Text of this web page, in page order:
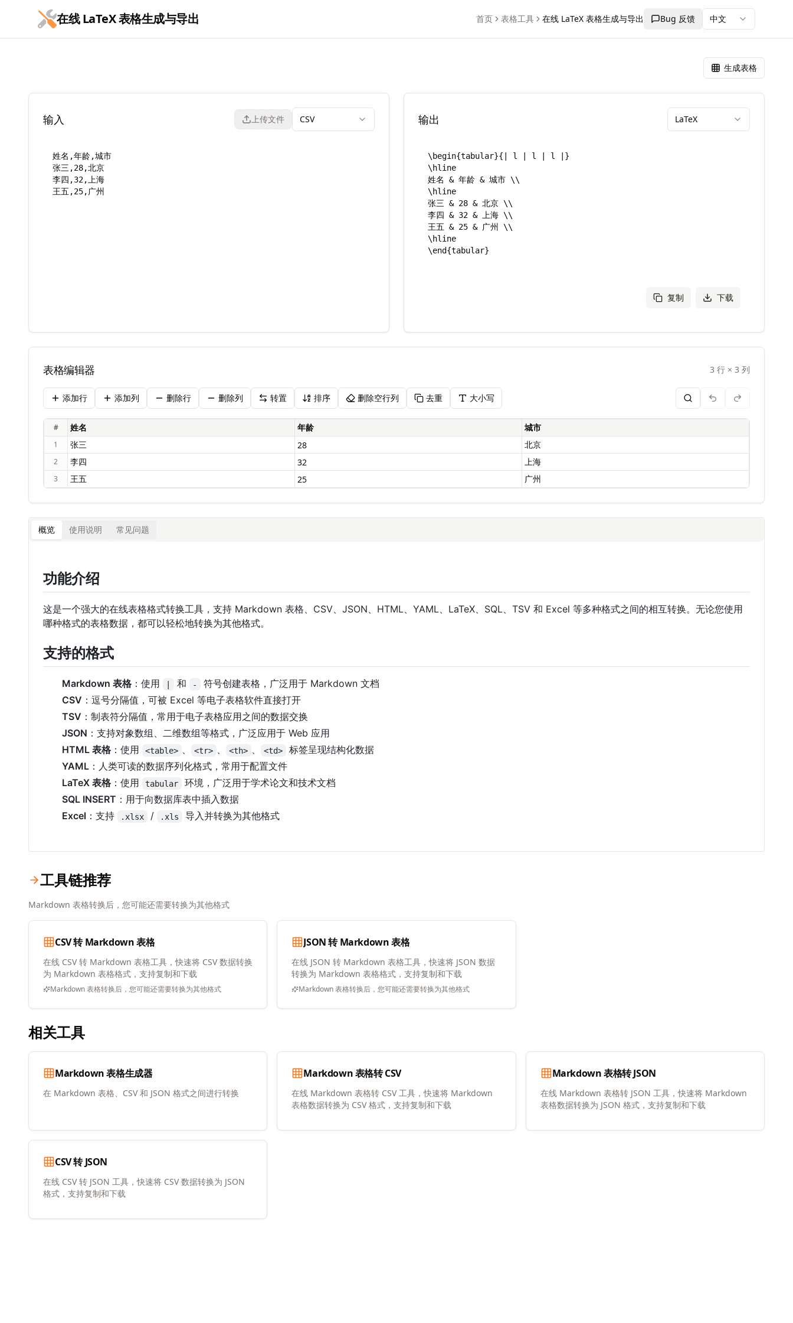
跳到主要内容
在线 LaTeX 表格生成与导出 首页 表格工具 在线 LaTeX 表格生成与导出 Bug 反馈 中文
生成表格
输入 上传文件 CSV 输出 LaTeX
复制 下载
表格编辑器 3 行 × 3 列
添加行 添加列 删除行 删除列 转置 排序 删除空行列 去重 大小写
#
1
2
3
概览 使用说明 常见问题
功能介绍
这是一个强大的在线表格格式转换工具，支持 Markdown 表格、CSV、JSON、HTML、YAML、LaTeX、SQL、TSV 和 Excel 等多种格式之间的相互转换。无论您使用
哪种格式的表格数据，都可以轻松地转换为其他格式。
支持的格式
Markdown 表格 ：使用 | 和 -
符号创建表格，广泛用于 Markdown 文档
CSV ：逗号分隔值，可被 Excel 等电子表格软件直接打开
TSV ：制表符分隔值，常用于电子表格应用之间的数据交换
JSON ：支持对象数组、二维数组等格式，广泛应用于 Web 应用
HTML 表格 ：使用 <table> 、 <tr> 、 <th> 、 <td>
标签呈现结构化数据
YAML ：人类可读的数据序列化格式，常用于配置文件
LaTeX 表格 ：使用 tabular
环境，广泛用于学术论文和技术文档
SQL INSERT ：用于向数据库表中插入数据
Excel ：支持 .xlsx / .xls 导入并转换为其他格式
工具链推荐
Markdown 表格转换后，您可能还需要转换为其他格式
CSV 转 Markdown 表格
在线 CSV 转 Markdown 表格工具，快速将 CSV 数据转换
为 Markdown 表格格式，支持复制和下载
Markdown 表格转换后，您可能还需要转换为其他格式
JSON 转 Markdown 表格
在线 JSON 转 Markdown 表格工具，快速将 JSON 数据
转换为 Markdown 表格格式，支持复制和下载
Markdown 表格转换后，您可能还需要转换为其他格式
相关工具
Markdown 表格生成器
在 Markdown 表格、CSV 和 JSON 格式之间进行转换
Markdown 表格转 CSV
在线 Markdown 表格转 CSV 工具，快速将 Markdown
表格数据转换为 CSV 格式，支持复制和下载
Markdown 表格转 JSON
在线 Markdown 表格转 JSON 工具，快速将 Markdown
表格数据转换为 JSON 格式，支持复制和下载
CSV 转 JSON
在线 CSV 转 JSON 工具，快速将 CSV 数据转换为 JSON
格式，支持复制和下载